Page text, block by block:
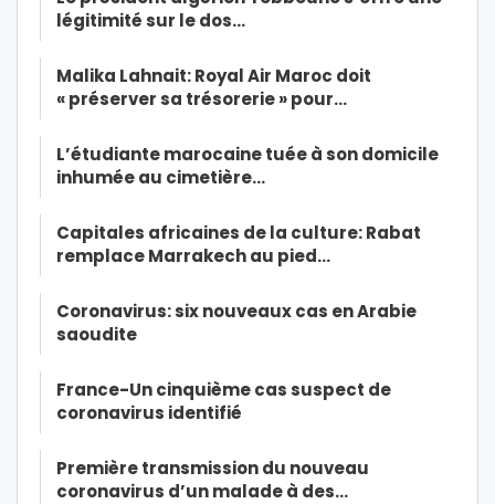
légitimité sur le dos…
Malika Lahnait: Royal Air Maroc doit
« préserver sa trésorerie » pour…
L’étudiante marocaine tuée à son domicile
inhumée au cimetière…
Capitales africaines de la culture: Rabat
remplace Marrakech au pied…
Coronavirus: six nouveaux cas en Arabie
saoudite
France-Un cinquième cas suspect de
coronavirus identifié
Première transmission du nouveau
coronavirus d’un malade à des…